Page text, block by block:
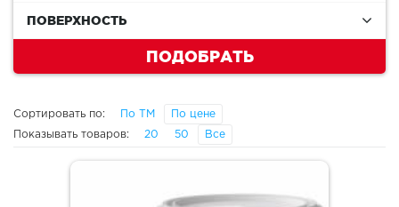
ПОВЕРХНОСТЬ
ПОДОБРАТЬ
Сортировать по: По ТМ По цене
Показывать товаров: 20 50 Все